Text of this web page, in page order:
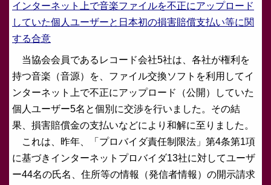
インターネット上で音楽ファイルを不正にアップロード
していた個人ユーザーと日本初の損害賠償支払い等に関
する合意
当協会会員であるレコード会社5社は、各社が権利を
持つ音楽（音源）を、ファイル交換ソフトを利用してイ
ンターネット上で不正にアップロード（公開）していた
個人ユーザー5名と個別に交渉を行いました。その結
果、損害賠償金の支払いなどにより和解に至りました。
これは、昨年、「プロバイダ責任制限法」第4条第1項
に基づきインターネットプロバイダ13社に対してユーザ
ー44名の氏名、住所等の情報（発信者情報）の開示請求